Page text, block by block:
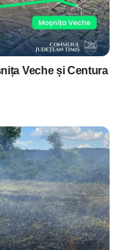
Veche și Centura